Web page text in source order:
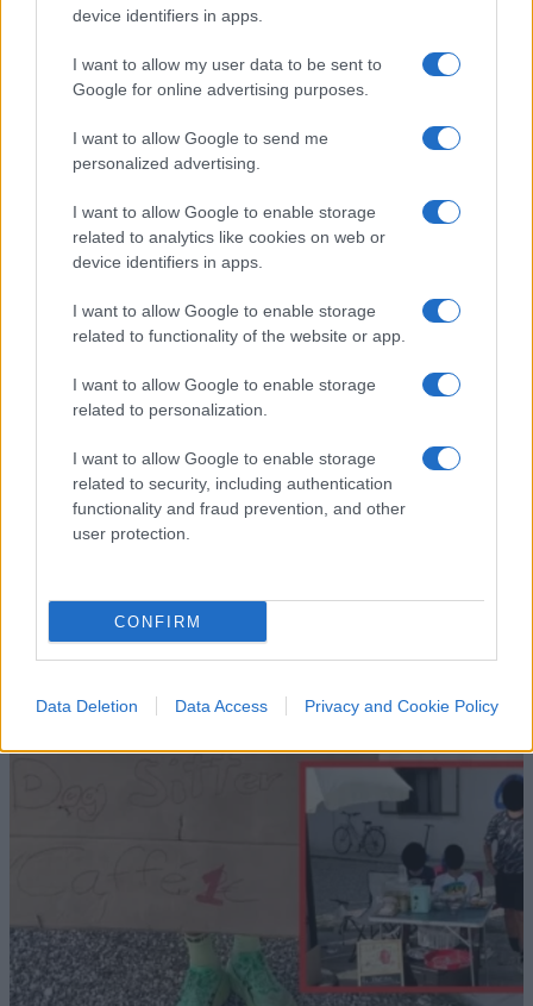
device identifiers in apps.
I want to allow my user data to be sent to
Google for online advertising purposes.
I want to allow Google to send me
personalized advertising.
I want to allow Google to enable storage
related to analytics like cookies on web or
device identifiers in apps.
I want to allow Google to enable storage
related to functionality of the website or app.
I want to allow Google to enable storage
related to personalization.
I want to allow Google to enable storage
related to security, including authentication
functionality and fraud prevention, and other
user protection.
CONFIRM
Data Deletion Data Access Privacy and Cookie Policy
“lavorano” molte milizie locali… dell’umano occidente li c’è
Qualcuno oltre a me la sostiene e non fa invece come chi
dice che ci si interessa solo alla Palestina e non fa niente
Carica altri commenti
IL PIÙ LETTO DEL MESE